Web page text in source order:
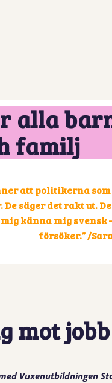
alla
familj
att politikerna
De säger det rakt ut.
känna mig svensk
försöker.” /
mot
Vuxenutbildningen